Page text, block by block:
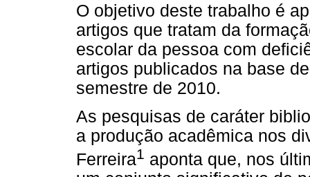
O objetivo deste trabalho é
artigos que tratam da
escolar da pessoa com
artigos publicados na base
semestre de 2010.
As pesquisas de caráter
a produção acadêmica nos
Ferreira1 aponta que, nos